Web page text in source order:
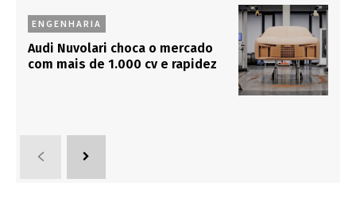
ENGENHARIA
Audi Nuvolari choca o mercado
com mais de 1.000 cv e rapidez